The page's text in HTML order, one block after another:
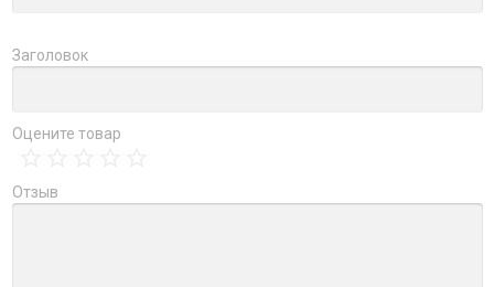
Заголовок
Оцените товар
Отзыв